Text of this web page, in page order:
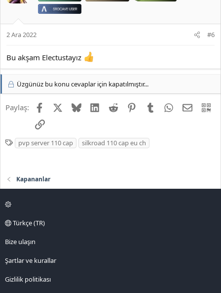
2 Ara 2022 #6
Bu akşam Electustayız
Üzgünüz bu konu cevaplar için kapatılmıştır...
Paylaş: Facebook BlueskyLinkedIn
Reddit PinterestTumblr WhatsApp
E-posta
Link
E
e
r
pvp server 110 cap silkroad 110 cap eu ch
Kapananlar
Türkçe (TR)
Bize ulaşın
Şartlar ve kurallar
Gizlilik politikası